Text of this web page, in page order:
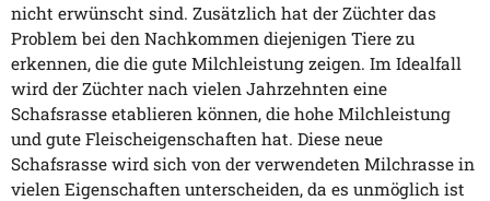
nicht erwünscht sind. Zusätzlich hat der Züchter das
Problem bei den Nachkommen diejenigen Tiere zu
erkennen, die die gute Milchleistung zeigen. Im Idealfall
wird der Züchter nach vielen Jahrzehnten eine
Schafsrasse etablieren können, die hohe Milchleistung
und gute Fleischeigenschaften hat. Diese neue
Schafsrasse wird sich von der verwendeten Milchrasse in
vielen Eigenschaften unterscheiden, da es unmöglich ist